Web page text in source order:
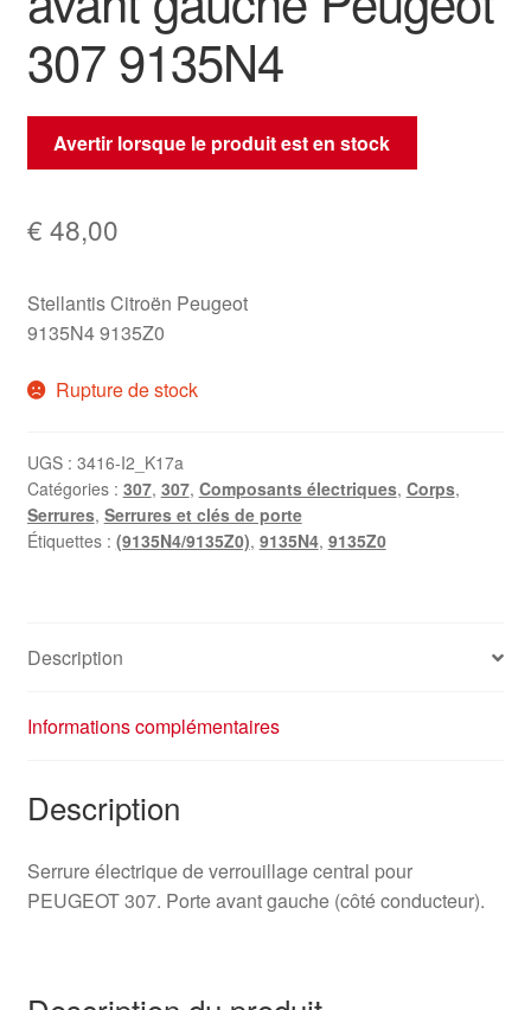
307 9135N4
Avertir lorsque le produit est en stock
€ 48,00
Stellantis Citroën Peugeot
9135N4 9135Z0
Rupture de stock
UGS : 3416-I2_K17a
Catégories : 307, 307, Composants électriques, Corps,
Serrures, Serrures et clés de porte
Étiquettes : (9135N4/9135Z0), 9135N4, 9135Z0
Description
Informations complémentaires
Description
Serrure électrique de verrouillage central pour
PEUGEOT 307. Porte avant gauche (côté conducteur).